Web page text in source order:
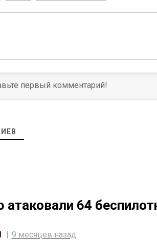
атаковали 64
9 месяцев назад